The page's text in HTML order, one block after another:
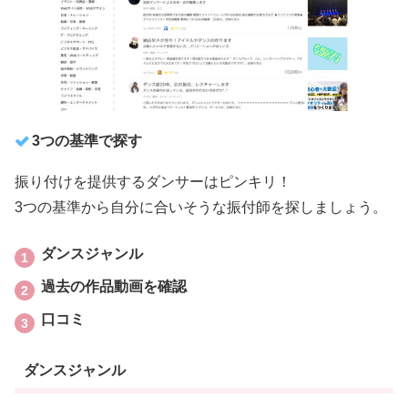
3つの基準で探す
振り付けを提供するダンサーはピンキリ！
3つの基準から自分に合いそうな振付師を探しましょう。
ダンスジャンル
過去の作品動画を確認
口コミ
ダンスジャンル